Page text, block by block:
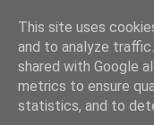
This site uses
and to analyze
shared with Google
metrics to ensure
statistics, and to